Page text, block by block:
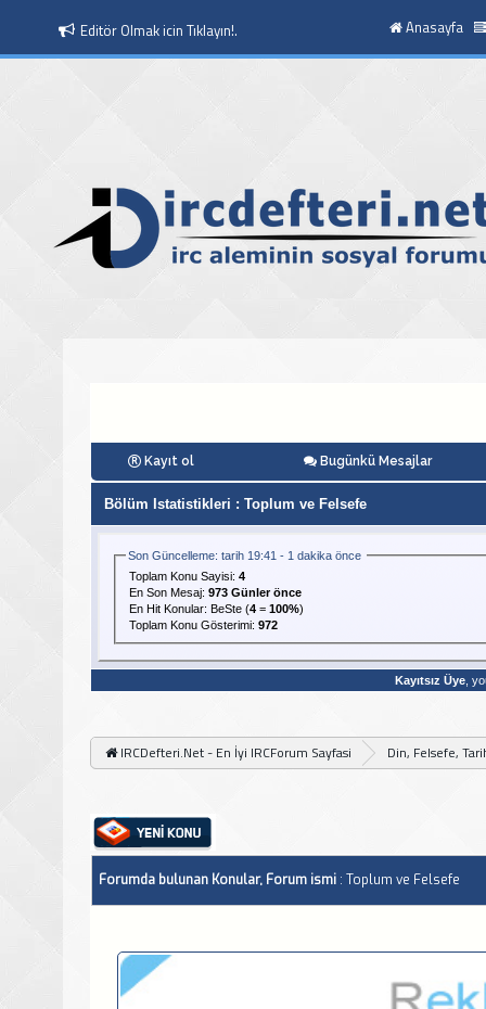
Editör Olmak icin Tıklayın!. Anasayfa
Kayıt ol Bugünkü Mesajlar
Bölüm Istatistikleri : Toplum ve Felsefe
Son Güncelleme: tarih 19:41 - 1 dakika önce
Toplam Konu Sayisi: 4
En Son Mesaj: 973 Günler önce
En Hit Konular: BeSte (4 = 100%)
Toplam Konu Gösterimi: 972
Kayıtsız Üye,
IRCDefteri.Net - En İyi IRCForum Sayfasi Din, Felsefe,
Forumda bulunan Konular, Forum ismi : Toplum ve Felsefe